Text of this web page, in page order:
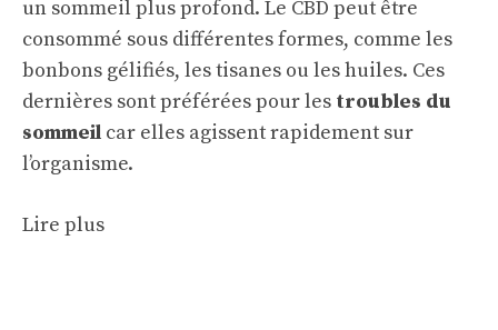
un sommeil plus profond. Le CBD peut être
consommé sous différentes formes, comme les
bonbons gélifiés, les tisanes ou les huiles. Ces
dernières sont préférées pour les troubles du
sommeil car elles agissent rapidement sur
l’organisme.
Lire plus